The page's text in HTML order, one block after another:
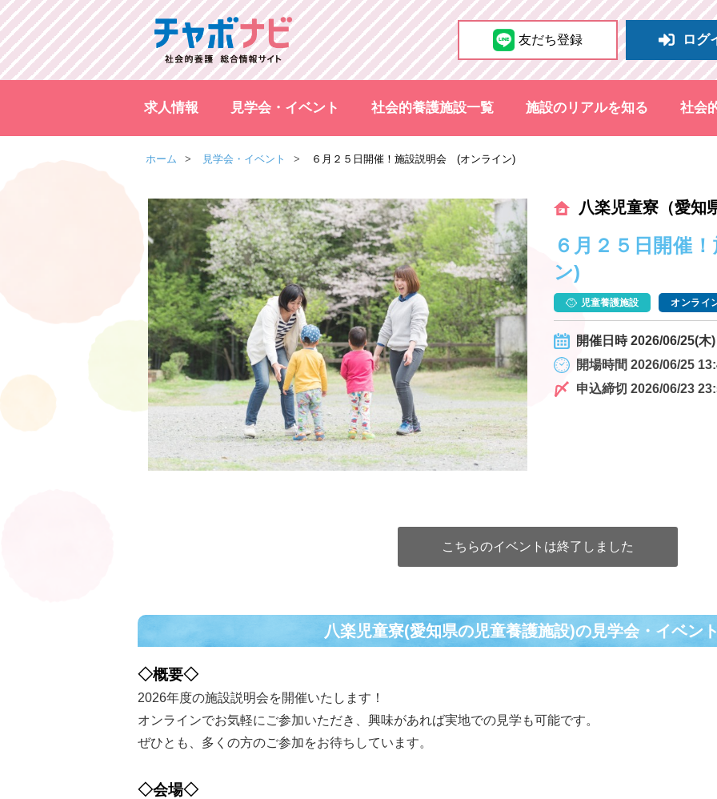
友だち登録 ログ
求人情報 見学会・イベント 社会的養護施設一覧 施設のリアルを知る 社会
ホーム 見学会・イベント ６月２５日開催！施設説明会 (オンライン)
八楽児童寮（愛知
６月２５日開催
ン)
児童養護施設 オンライ
開催日時 2026/06/25(木
開場時間 2026/06/25
申込締切 2026/06/23
こちらのイベントは終了しました
八楽児童寮(愛知県の児童養護施設)の⾒学会・イベン
◇概要◇
2026年度の施設説明会を開催いたします！
オンラインでお気軽にご参加いただき、興味があれば実地での見学も可能です。
ぜひとも、多くの方のご参加をお待ちしています。
◇会場◇